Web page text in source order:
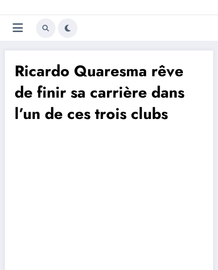
au
contenu
Trivela
L'actualité du football
Ricardo Quaresma rêve
de finir sa carrière dans
l’un de ces trois clubs